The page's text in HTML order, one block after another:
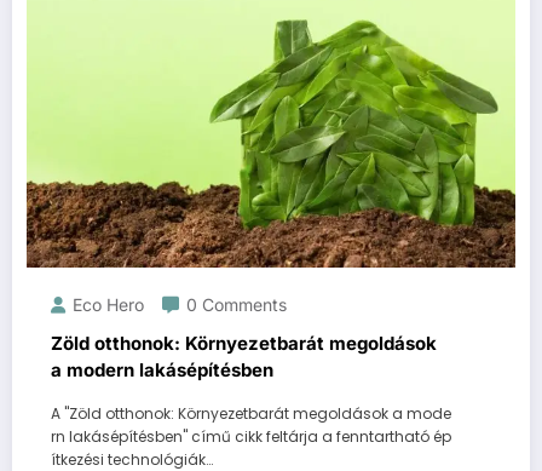
Eco Hero 0 Comments
Zöld otthonok: Környezetbarát megoldások
a modern lakásépítésben
A "Zöld otthonok: Környezetbarát megoldások a mode
rn lakásépítésben" című cikk feltárja a fenntartható ép
ítkezési technológiák…